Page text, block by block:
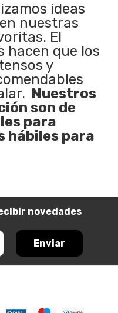
ideas
nuestras
El
hacen que los
y
Nuestros
son de
para
hábiles para
novedades
Enviar